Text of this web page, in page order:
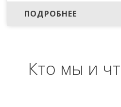
ПОДРОБНЕЕ
Кто мы и